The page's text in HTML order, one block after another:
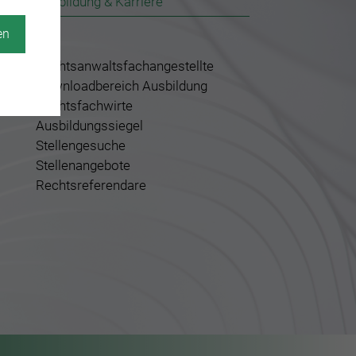
Rechtsanwaltsfachangestellte
Downloadbereich Ausbildung
Rechtsfachwirte
Ausbildungssiegel
Stellengesuche
Stellenangebote
Rechtsreferendare